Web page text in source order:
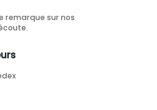
remarque sur nos